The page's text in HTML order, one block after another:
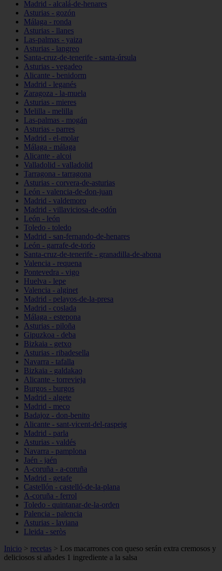
Madrid - alcalá-de-henares
Asturias - gozón
Málaga - ronda
Asturias - llanes
Las-palmas - yaiza
Asturias - langreo
Santa-cruz-de-tenerife - santa-úrsula
Asturias - vegadeo
Alicante - benidorm
Madrid - leganés
Zaragoza - la-muela
Asturias - mieres
Melilla - melilla
Las-palmas - mogán
Asturias - parres
Madrid - el-molar
Málaga - málaga
Alicante - alcoi
Valladolid - valladolid
Tarragona - tarragona
Asturias - corvera-de-asturias
León - valencia-de-don-juan
Madrid - valdemoro
Madrid - villaviciosa-de-odón
León - león
Toledo - toledo
Madrid - san-fernando-de-henares
León - garrafe-de-torío
Santa-cruz-de-tenerife - granadilla-de-abona
Valencia - requena
Pontevedra - vigo
Huelva - lepe
Valencia - alginet
Madrid - pelayos-de-la-presa
Madrid - coslada
Málaga - estepona
Asturias - piloña
Gipuzkoa - deba
Bizkaia - getxo
Asturias - ribadesella
Navarra - tafalla
Bizkaia - galdakao
Alicante - torrevieja
Burgos - burgos
Madrid - algete
Madrid - meco
Badajoz - don-benito
Alicante - sant-vicent-del-raspeig
Madrid - parla
Asturias - valdés
Navarra - pamplona
Jaén - jaén
A-coruña - a-coruña
Madrid - getafe
Castellón - castelló-de-la-plana
A-coruña - ferrol
Toledo - quintanar-de-la-orden
Palencia - palencia
Asturias - laviana
Lleida - seròs
Inicio > recetas > Los macarrones con queso serán extra cremosos y
deliciosos si añades 1 ingrediente a la salsa